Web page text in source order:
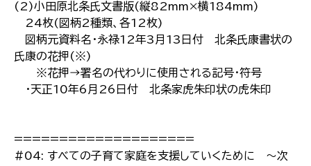
(2)小田原北条氏文書版(縦82mm×横184mm)
24枚(図柄2種類、各12枚)
図柄元資料名・永禄12年3月13日付 北条氏康書状の
氏康の花押(※)
※花押→署名の代わりに使用される記号・符号
・天正10年6月26日付 北条家虎朱印状の虎朱印
====================
#04: すべての子育て家庭を支援していくために 〜次